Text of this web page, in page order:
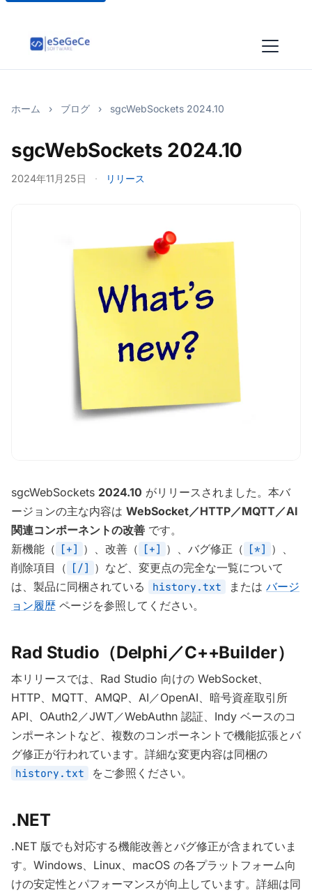
ホーム › ブログ › sgcWebSockets 2024.10
sgcWebSockets 2024.10
2024年11月25日 · リリース
sgcWebSockets 2024.10 がリリースされました。本バ
ージョンの主な内容は WebSocket／HTTP／MQTT／AI
関連コンポーネントの改善 です。
新機能（
[+] ）、改善（ [+] ）、バグ修正（ [*]
）、
削除項目（
[/]
）など、変更点の完全な一覧について
は、製品に同梱されている
history.txt または バージ
ョン履歴 ページを参照してください。
Rad Studio（Delphi／C++Builder）
本リリースでは、Rad Studio 向けの WebSocket、
HTTP、MQTT、AMQP、AI／OpenAI、暗号資産取引所
API、OAuth2／JWT／WebAuthn 認証、Indy ベースのコ
ンポーネントなど、複数のコンポーネントで機能拡張とバ
グ修正が行われています。詳細な変更内容は同梱の
history.txt をご参照ください。
.NET
.NET 版でも対応する機能改善とバグ修正が含まれていま
す。Windows、Linux、macOS の各プラットフォーム向
けの安定性とパフォーマンスが向上しています。詳細は同